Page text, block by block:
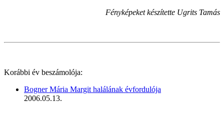
Fényképeket készítette Ugrits Tamás
Korábbi év beszámolója:
Bogner Mária Margit halálának évfordulója
2006.05.13.